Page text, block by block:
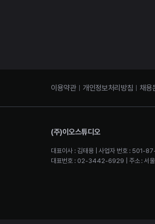
이용약관 개인정보처리방침 채용
(주)이오스튜디오
대표이사 : 김태용 | 사업자 번호 : 501-
대표번호 : 02-3442-6929 | 주소 : 서